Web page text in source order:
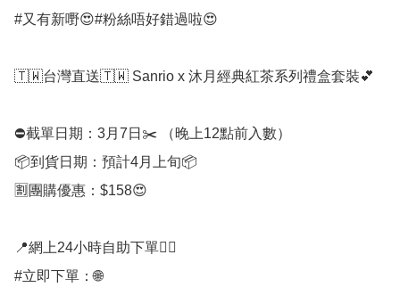
#又有新嘢😍#粉絲唔好錯過啦😍
🇹🇼台灣直送🇹🇼 Sanrio x 沐月經典紅茶系列禮盒套裝💕
⛔️截單日期：3月7日✂️ （晚上12點前入數）
📦到貨日期：預計4月上旬📦
🈹團購優惠：$158😍
📍網上24小時自助下單👍🏻
#立即下單：🌐